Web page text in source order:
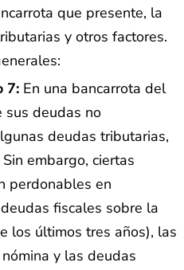
que presente, la
y otros factores.
7: En una bancarrota del
sus deudas no
deudas tributarias,
embargo, ciertas
perdonables en
fiscales sobre la
los últimos tres años), las
y las deudas